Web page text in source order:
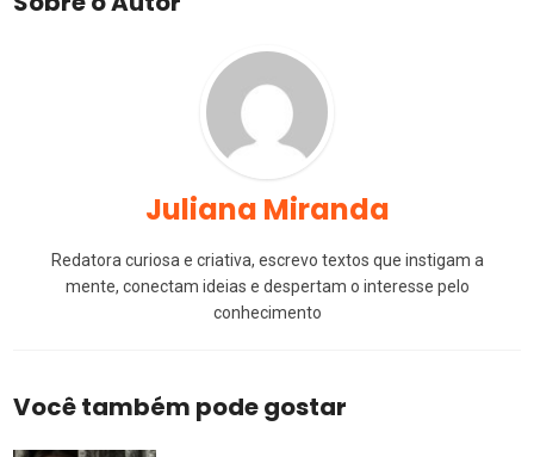
Juliana Miranda
Redatora curiosa e criativa, escrevo textos que instigam a
mente, conectam ideias e despertam o interesse pelo
conhecimento
Você também pode gostar